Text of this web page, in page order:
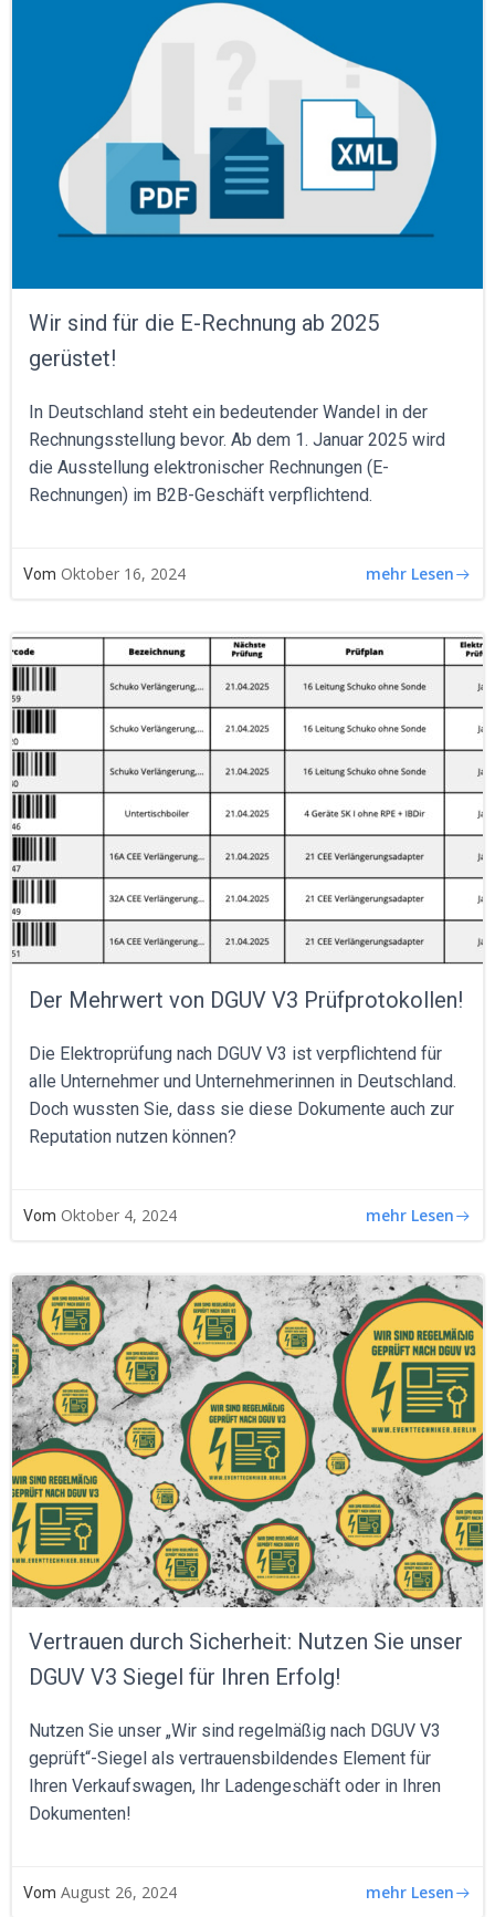
Wir sind für die E-Rechnung ab 2025
gerüstet!
In Deutschland steht ein bedeutender Wandel in der
Rechnungsstellung bevor. Ab dem 1. Januar 2025 wird
die Ausstellung elektronischer Rechnungen (E-
Rechnungen) im B2B-Geschäft verpflichtend.
Vom Oktober 16, 2024 mehr Lesen
Der Mehrwert von DGUV V3 Prüfprotokollen!
Die Elektroprüfung nach DGUV V3 ist verpflichtend für
alle Unternehmer und Unternehmerinnen in Deutschland.
Doch wussten Sie, dass sie diese Dokumente auch zur
Reputation nutzen können?
Vom Oktober 4, 2024 mehr Lesen
Vertrauen durch Sicherheit: Nutzen Sie unser
DGUV V3 Siegel für Ihren Erfolg!
Nutzen Sie unser „Wir sind regelmäßig nach DGUV V3
geprüft“-Siegel als vertrauensbildendes Element für
Ihren Verkaufswagen, Ihr Ladengeschäft oder in Ihren
Dokumenten!
Vom August 26, 2024 mehr Lesen